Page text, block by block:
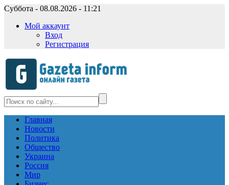
Суббота - 08.08.2026 - 11:21
Мой аккаунт
Вход
Регистрация
Главная
Новости
Политика
Общество
Украина
Россия
Мир